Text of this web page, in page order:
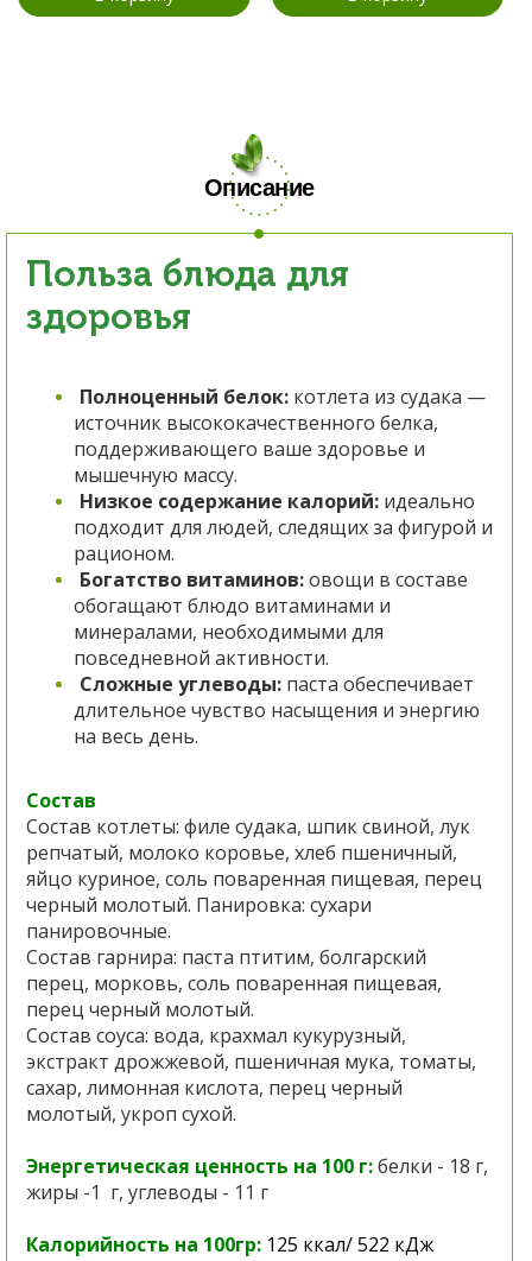
Описание
Польза блюда для
здоровья
Полноценный белок: котлета из судака —
источник высококачественного белка,
поддерживающего ваше здоровье и
мышечную массу.
Низкое содержание калорий: идеально
подходит для людей, следящих за фигурой и
рационом.
Богатство витаминов:овощи в составе
обогащают блюдо витаминами и
минералами, необходимыми для
повседневной активности.
Сложные углеводы: паста обеспечивает
длительное чувство насыщения и энергию
на весь день.
Состав
Состав котлеты: филе судака, шпик свиной, лук
репчатый, молоко коровье, хлеб пшеничный,
яйцо куриное, соль поваренная пищевая, перец
черный молотый. Панировка: сухари
панировочные.
Состав гарнира: паста птитим, болгарский
перец, морковь, соль поваренная пищевая,
перец черный молотый.
Состав соуса: вода, крахмал кукурузный,
экстракт дрожжевой, пшеничная мука, томаты,
сахар, лимонная кислота, перец черный
молотый, укроп сухой.
Энергетическая ценность на 100 г:белки - 18 г,
жиры -1 г, углеводы - 11 г
Калорийность на 100гр: 125 ккал/ 522 кДж